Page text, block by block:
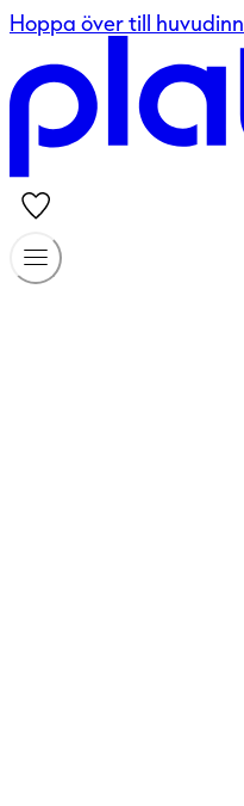
Hoppa över till